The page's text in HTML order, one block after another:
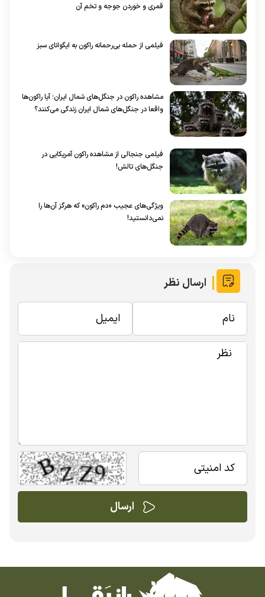
قمری و خوردن جوجه و تخم آن
فیلمی از حمله بی‌رحمانه راکون به ایگوانای سبز
مشاهده راکون در جنگل‌های شمال ایران؛ آیا راکون‌ها
واقعا در جنگل‌های شمال ایران زندگی می‌کنند؟
فیلمی جنجالی از مشاهده راکون آمریکایی در
جنگل‌های تالش!
ویژگی‌های عجیب «دم راکون» که هرگز آن‌ها را
نمی‌دانستید!
ارسال نظر